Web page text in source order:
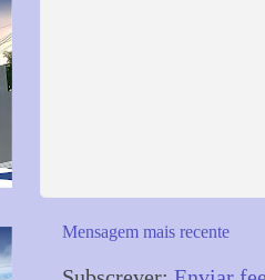
Mensagem mais recente